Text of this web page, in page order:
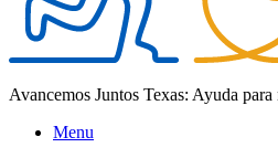
Avancemos Juntos Texas: Ayuda
Menu